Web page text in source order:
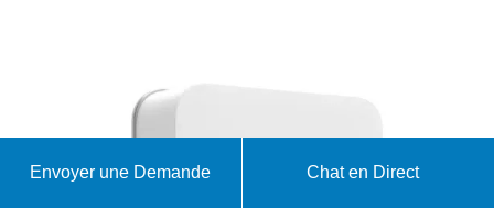
Envoyer une Demande Chat en Direct